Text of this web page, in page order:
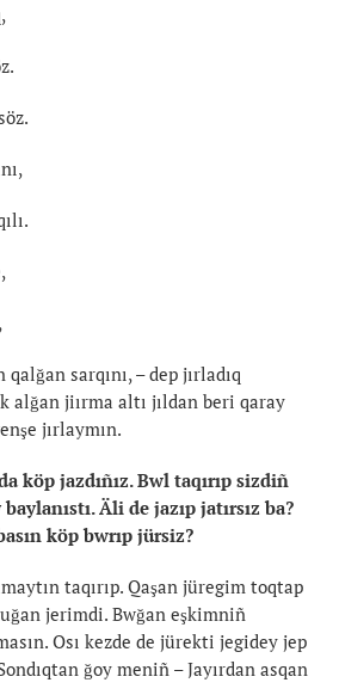
sarqını, – dep jırladıq
alğan jiırma altı jıldan beri qaray
jırlaymın.
köp jazdıñız. Bwl taqırıp sizdiñ
Äli de jazıp jatırsız ba?
köp bwrıp jürsiz?
taqırıp. Qaşan jüregim toqtap
jerimdi. Bwğan eşkimniñ
Osı kezde de jürekti jegidey jep
ğoy meniñ – Jayırdan asqan